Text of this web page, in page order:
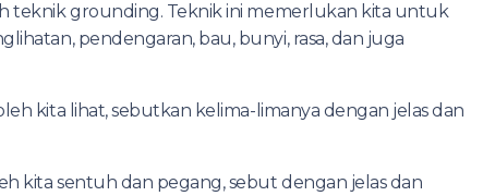
teknik grounding. Teknik ini memerlukan kita untuk
pendengaran, bau, bunyi, rasa, dan juga
kita lihat, sebutkan kelima-limanya dengan jelas dan
kita sentuh dan pegang, sebut dengan jelas dan